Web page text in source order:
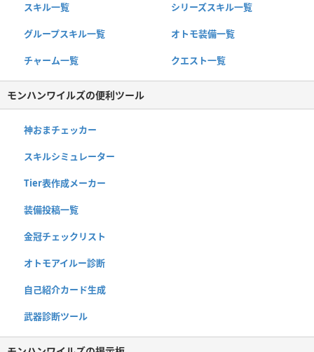
スキル一覧 シリーズスキル一覧
グループスキル一覧 オトモ装備一覧
チャーム一覧 クエスト一覧
モンハンワイルズの便利ツール
神おまチェッカー
スキルシミュレーター
Tier表作成メーカー
装備投稿一覧
金冠チェックリスト
オトモアイルー診断
自己紹介カード生成
武器診断ツール